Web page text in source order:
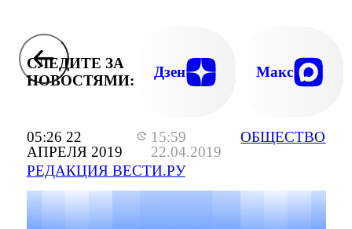
05:26 22
АПРЕЛЯ 2019
15:59
22.04.2019
РЕДАКЦИЯ ВЕСТИ.РУ
ОБЩЕСТВО
СЛЕДИТЕ ЗА
НОВОСТЯМИ:
Дзен Макс